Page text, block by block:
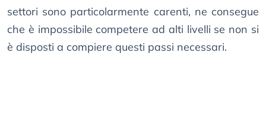
settori sono particolarmente carenti, ne consegue
che è impossibile competere ad alti livelli se non si
è disposti a compiere questi passi necessari.